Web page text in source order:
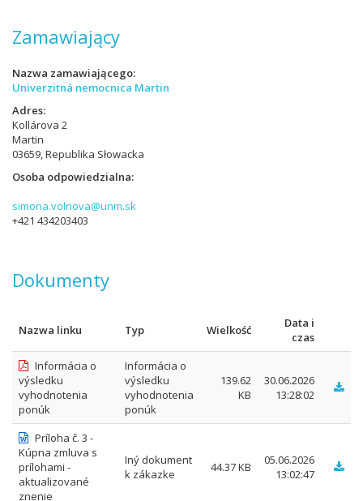
Zamawiający
Nazwa zamawiającego
Univerzitná nemocnica Martin
Adres
Kollárova 2
Martin
03659, Republika Słowacka
Osoba odpowiedzialna
simona.volnova@unm.sk
+421 434203403
Dokumenty
Nazwa linku Typ Wielkość
Data i
czas
Informácia o
výsledku
vyhodnotenia
ponúk
Informácia o
výsledku
vyhodnotenia
ponúk
139.62
KB
30.06.2026
13:28:02
Príloha č. 3 -
Kúpna zmluva s
prílohami -
aktualizované
znenie
Iný dokument
k zákazke
44.37 KB
05.06.2026
13:02:47